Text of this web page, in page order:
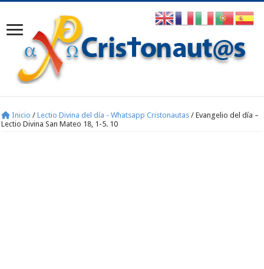
Inicio / Lectio Divina del día - Whatsapp Cristonautas / Evangelio del día –
Lectio Divina San Mateo 18, 1-5. 10